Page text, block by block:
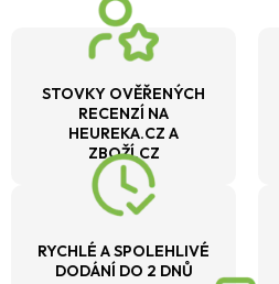
STOVKY OVĚŘENÝCH
RECENZÍ NA
HEUREKA.CZ A
ZBOŽÍ.CZ
RYCHLÉ A SPOLEHLIVÉ
DODÁNÍ DO 2 DNŮ